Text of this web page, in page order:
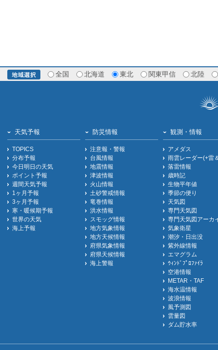
全国 北海道 東北 関東甲信 北陸
天気予報
TOPICS
分布予報
今日明日の天気
ポイント予報
週間天気予報
1ヶ月予報
3ヶ月予報
寒・暖候期予報
世界の天気
海上予報
防災情報
注意報・警報
台風情報
地震情報
津波情報
火山情報
土砂警戒情報
竜巻情報
洪水情報
スモッグ情報
地方気象情報
地方天候情報
府県気象情報
府県天候情報
海上警報
観測・情報
アメダス
雨雲レーダー(+雷
落雷情報
歳時記
生物平年値
季節の便り
天気図
専門天気図
専門天気図アーカ
気象衛星
潮汐・日出没
紫外線情報
エマグラム
ｳｨﾝﾄﾞﾌﾟﾛﾌｧｲﾗ
空港情報
METAR・TAF
海水温情報
波浪情報
風予測図
雲量図
ダム貯水率